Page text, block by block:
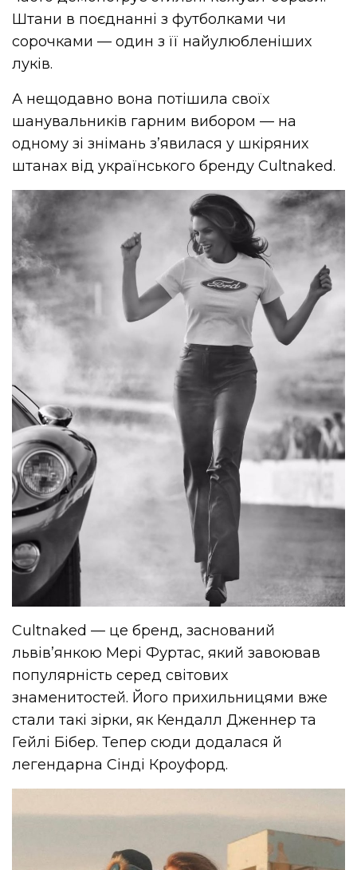
Штани в поєднанні з футболками чи
сорочками — один з її найулюбленіших
луків.
А нещодавно вона потішила своїх
шанувальників гарним вибором — на
одному зі знімань з’явилася у шкіряних
штанах від українського бренду Cultnaked.
Cultnaked — це бренд, заснований
львів’янкою Мері Фуртас, який завоював
популярність серед світових
знаменитостей. Його прихильницями вже
стали такі зірки, як Кендалл Дженнер та
Гейлі Бібер. Тепер сюди додалася й
легендарна Сінді Кроуфорд.